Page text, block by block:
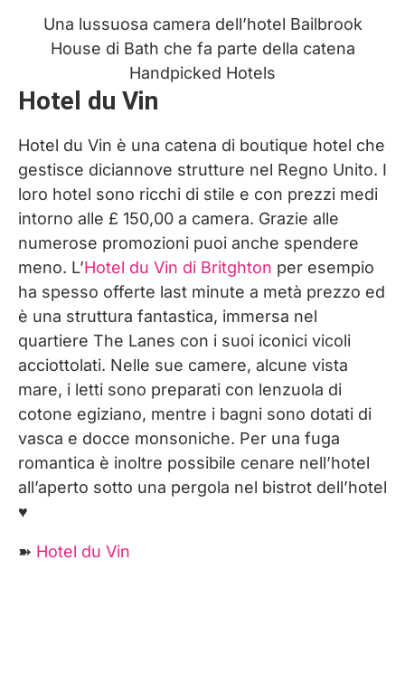
Una lussuosa camera dell’hotel Bailbrook
House di Bath che fa parte della catena
Handpicked Hotels
Hotel du Vin
Hotel du Vin è una catena di boutique hotel che
gestisce diciannove strutture nel Regno Unito. I
loro hotel sono ricchi di stile e con prezzi medi
intorno alle £ 150,00 a camera. Grazie alle
numerose promozioni puoi anche spendere
meno. L’Hotel du Vin di Britghton per esempio
ha spesso offerte last minute a metà prezzo ed
è una struttura fantastica, immersa nel
quartiere The Lanes con i suoi iconici vicoli
acciottolati. Nelle sue camere, alcune vista
mare, i letti sono preparati con lenzuola di
cotone egiziano, mentre i bagni sono dotati di
vasca e docce monsoniche. Per una fuga
romantica è inoltre possibile cenare nell’hotel
all’aperto sotto una pergola nel bistrot dell’hotel
♥︎
➽ Hotel du Vin